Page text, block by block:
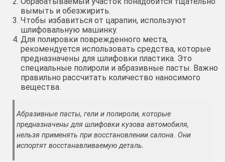
вымыть и обезжирить.
Чтобы избавиться от царапин, используют
шлифовальную машинку.
Для полировки поврежденного места,
рекомендуется использовать средства, которые
предназначены для шлифовки пластика. Это
специальные полироли и абразивные пасты. Важно
правильно рассчитать количество наносимого
вещества.
Абразивные пасты, гели и полироли, которые
предназначены для шлифовки кузова автомобиля,
нельзя применять при восстановлении салона. Они
испортят восстанавливаемую деталь.